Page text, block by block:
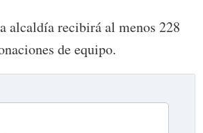
alcaldía recibirá al menos 228
de equipo.